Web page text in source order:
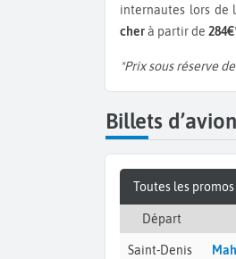
internautes lors de
cherà partir de
*Prix sous réserve
Billets
Toutes les promos
Départ
Saint-Denis